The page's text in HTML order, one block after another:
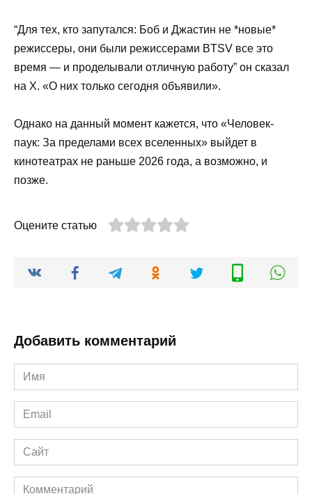
“Для тех, кто запутался: Боб и Джастин не *новые*
режиссеры, они были режиссерами BTSV все это
время — и проделывали отличную работу” он сказал
на X. «О них только сегодня объявили».
Однако на данный момент кажется, что «Человек-
паук: За пределами всех вселенных» выйдет в
кинотеатрах не раньше 2026 года, а возможно, и
позже.
Оцените статью
Добавить комментарий
Имя
*
Email
*
Сайт
Комментарий